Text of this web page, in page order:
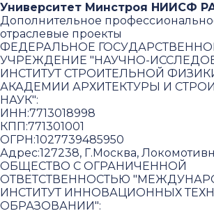
Университет Минстроя НИИСФ
Дополнительное
отраслевые проекты
ФЕДЕРАЛЬНОЕ
УЧРЕЖДЕНИЕ "НАУЧНО-
ИНСТИТУТ СТРОИТЕЛЬНОЙ
АКАДЕМИИ АРХИТЕКТУРЫ И
НАУК":
ИНН:7713018998
КПП:771301001
ОГРН:1027739485950
Адрес:127238, Г.Москва,
ОБЩЕСТВО С ОГРАНИЧЕННОЙ
ОТВЕТСТВЕННОСТЬЮ
ИНСТИТУТ ИННОВАЦИОННЫХ
ОБРАЗОВАНИИ":